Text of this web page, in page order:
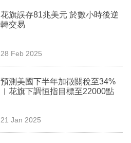
花旗誤存81兆美元 於數小時後逆
轉交易
28 Feb 2025
預測美國下半年加徵關稅至34%
︳花旗下調恒指目標至22000點
21 Jan 2025